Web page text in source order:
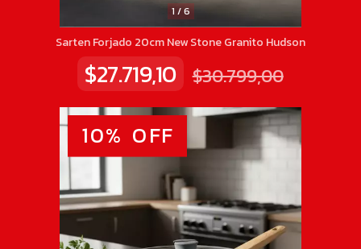
1 /6
Sarten Forjado 20cm New Stone Granito Hudson
$27.719,10 $30.799,00
10% OFF